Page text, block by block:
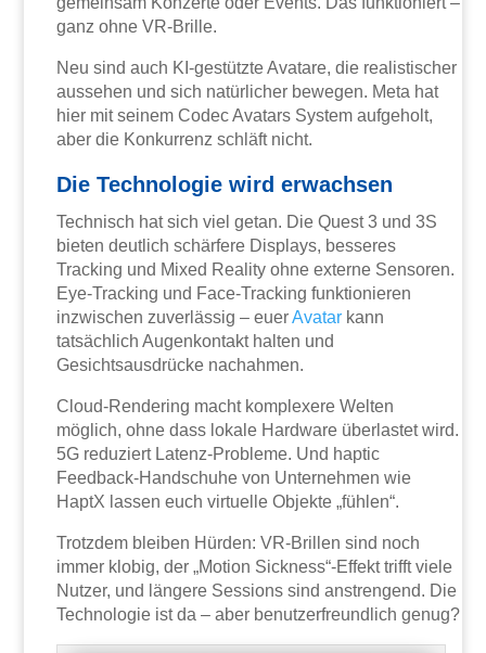
ganz ohne VR-Brille.
Neu sind auch KI-gestützte Avatare, die realistischer
aussehen und sich natürlicher bewegen. Meta hat
hier mit seinem Codec Avatars System aufgeholt,
aber die Konkurrenz schläft nicht.
Die Technologie wird erwachsen
Technisch hat sich viel getan. Die Quest 3 und 3S
bieten deutlich schärfere Displays, besseres
Tracking und Mixed Reality ohne externe Sensoren.
Eye-Tracking und Face-Tracking funktionieren
inzwischen zuverlässig – euerAvatar kann
tatsächlich Augenkontakt halten und
Gesichtsausdrücke nachahmen.
Cloud-Rendering macht komplexere Welten
möglich, ohne dass lokale Hardware überlastet wird.
5G reduziert Latenz-Probleme. Und haptic
Feedback-Handschuhe von Unternehmen wie
HaptX lassen euch virtuelle Objekte „fühlen“.
Trotzdem bleiben Hürden: VR-Brillen sind noch
immer klobig, der „Motion Sickness“-Effekt trifft viele
Nutzer, und längere Sessions sind anstrengend. Die
Technologie ist da – aber benutzerfreundlich genug?